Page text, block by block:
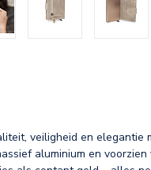
veiligheid en elegantie
aluminium en